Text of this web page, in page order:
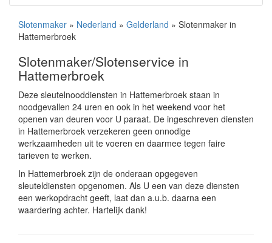
Slotenmaker » Nederland » Gelderland » Slotenmaker in
Hattemerbroek
Slotenmaker/Slotenservice in
Hattemerbroek
Deze sleutelnooddiensten in Hattemerbroek staan in
noodgevallen 24 uren en ook in het weekend voor het
openen van deuren voor U paraat. De ingeschreven diensten
in Hattemerbroek verzekeren geen onnodige
werkzaamheden uit te voeren en daarmee tegen faire
tarieven te werken.
In Hattemerbroek zijn de onderaan opgegeven
sleuteldiensten opgenomen. Als U een van deze diensten
een werkopdracht geeft, laat dan a.u.b. daarna een
waardering achter. Hartelijk dank!